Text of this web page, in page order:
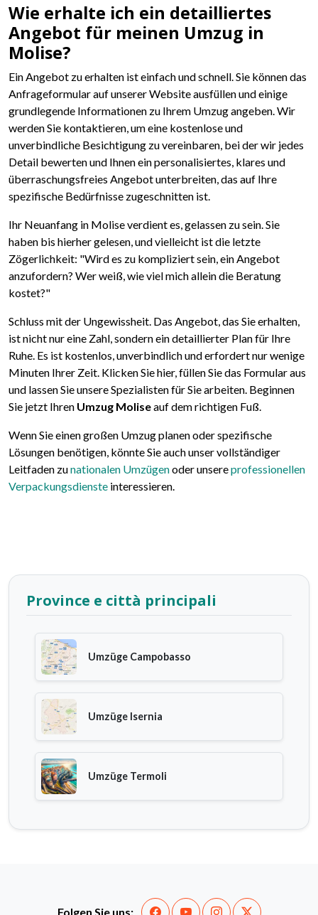
Wie erhalte ich ein detailliertes
Angebot für meinen Umzug in
Molise?
Ein Angebot zu erhalten ist einfach und schnell. Sie können das
Anfrageformular auf unserer Website ausfüllen und einige
grundlegende Informationen zu Ihrem Umzug angeben. Wir
werden Sie kontaktieren, um eine kostenlose und
unverbindliche Besichtigung zu vereinbaren, bei der wir jedes
Detail bewerten und Ihnen ein personalisiertes, klares und
überraschungsfreies Angebot unterbreiten, das auf Ihre
spezifische Bedürfnisse zugeschnitten ist.
Ihr Neuanfang in Molise verdient es, gelassen zu sein. Sie
haben bis hierher gelesen, und vielleicht ist die letzte
Zögerlichkeit: "Wird es zu kompliziert sein, ein Angebot
anzufordern? Wer weiß, wie viel mich allein die Beratung
kostet?"
Schluss mit der Ungewissheit. Das Angebot, das Sie erhalten,
ist nicht nur eine Zahl, sondern ein detaillierter Plan für Ihre
Ruhe. Es ist kostenlos, unverbindlich und erfordert nur wenige
Minuten Ihrer Zeit. Klicken Sie hier, füllen Sie das Formular aus
und lassen Sie unsere Spezialisten für Sie arbeiten. Beginnen
Sie jetzt Ihren Umzug Moliseauf dem richtigen Fuß.
Wenn Sie einen großen Umzug planen oder spezifische
Lösungen benötigen, könnte Sie auch unser vollständiger
Leitfaden zunationalen Umzügenoder unsereprofessionellen
Verpackungsdienste interessieren.
Province e città principali
Umzüge Campobasso
Umzüge Isernia
Umzüge Termoli
Folgen Sie uns: